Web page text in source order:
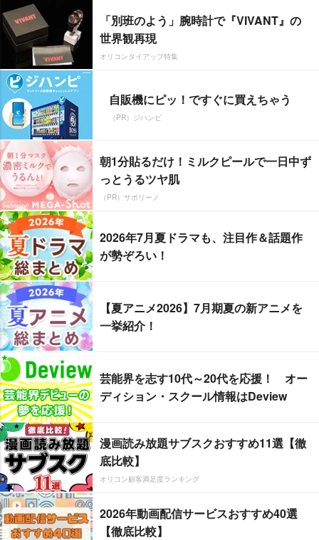
「別班のよう」腕時計で『VIVANT』の
世界観再現
オリコンタイアップ特集
自販機にピッ！ですぐに買えちゃう
（PR）ジハンピ
朝1分貼るだけ！ミルクピールで一日中ず
っとうるツヤ肌
（PR）サボリーノ
2026年7月夏ドラマも、注目作＆話題作
が勢ぞろい！
【夏アニメ2026】7月期夏の新アニメを
一挙紹介！
芸能界を志す10代～20代を応援！ オー
ディション・スクール情報はDeview
漫画読み放題サブスクおすすめ11選【徹
底比較】
オリコン顧客満足度ランキング
2026年動画配信サービスおすすめ40選
【徹底比較】